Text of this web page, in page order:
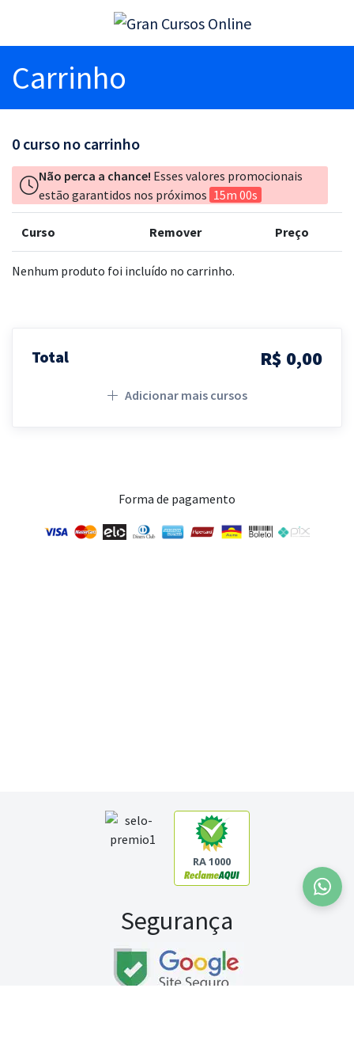
Carrinho
0 curso no carrinho
Não perca a chance! Esses valores promocionais
estão garantidos nos próximos 15m 00s
Curso Remover Preço
Nenhum produto foi incluído no carrinho.
Total R$ 0,00
Adicionar mais cursos
Forma de pagamento
RA 1000
Segurança